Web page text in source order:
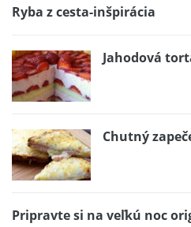
Ryba z cesta-inšpirácia
Jahodová
Chutný
Pripravte si na veľkú noc